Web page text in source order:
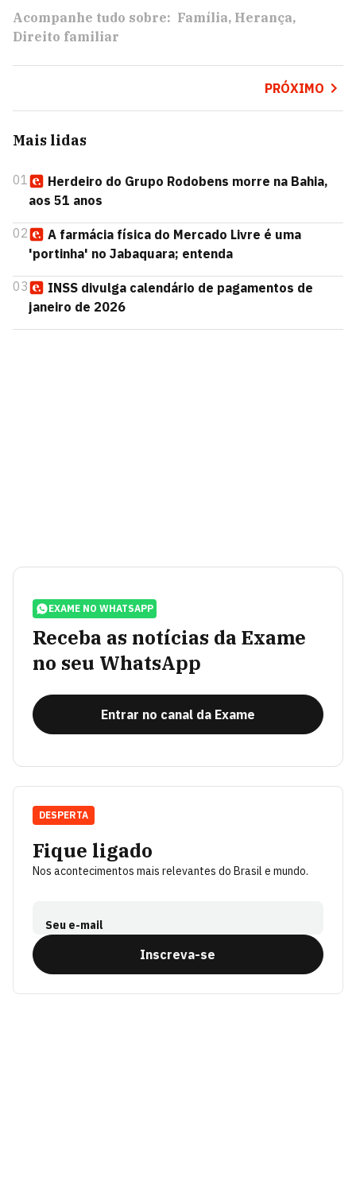
Acompanhe tudo sobre: Família Herança
Direito familiar
PRÓXIMO
Mais lidas
01
Herdeiro do Grupo Rodobens morre na Bahia,
aos 51 anos
02
A farmácia física do Mercado Livre é uma
'portinha' no Jabaquara; entenda
03
INSS divulga calendário de pagamentos de
janeiro de 2026
EXAME NO WHATSAPP
Receba as notícias da Exame
no seu WhatsApp
Entrar no canal da Exame
Fique ligado
Nos acontecimentos mais relevantes do Brasil e mundo.
Seu e-mail
Inscreva-se
DESPERTA